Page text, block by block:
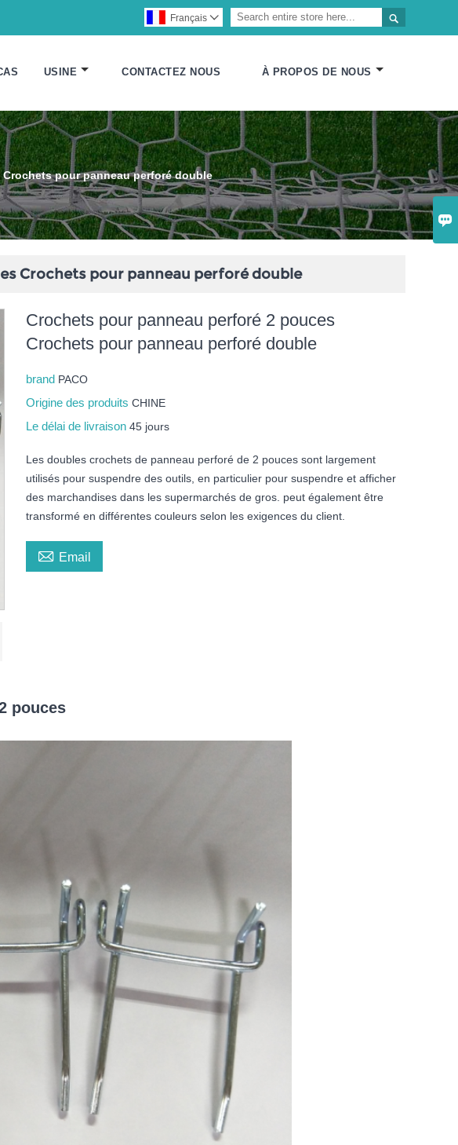


Français 
USINE CONTACTEZ NOUS À PROPOS DE NOUS
pour panneau perforé double
Crochets pour panneau perforé double
Crochets pour panneau perforé 2 pouces
Crochets pour panneau perforé double
brand PACO
Origine des produitsCHINE
Le délai de livraison45 jours
Les doubles crochets de panneau perforé de 2 pouces sont largement
utilisés pour suspendre des outils, en particulier pour suspendre et afficher
des marchandises dans les supermarchés de gros. peut également être
transformé en différentes couleurs selon les exigences du client.
 Email
pouces